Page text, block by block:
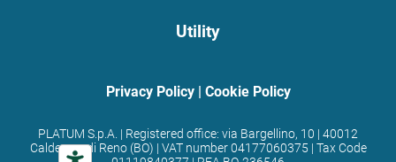
Utility
Privacy Policy| Cookie Policy
PLATUM S.p.A. | Registered office: via Bargellino, 10 | 40012
Calderara di Reno (BO) | VAT number 04177060375 | Tax Code